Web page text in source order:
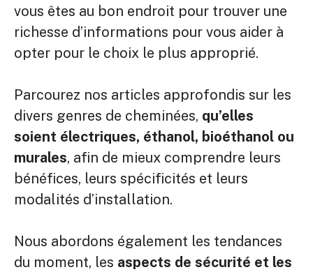
vous êtes au bon endroit pour trouver une
richesse d’informations pour vous aider à
opter pour le choix le plus approprié.
Parcourez nos articles approfondis sur les
divers genres de cheminées, qu’elles
soient électriques, éthanol, bioéthanol ou
murales, afin de mieux comprendre leurs
bénéfices, leurs spécificités et leurs
modalités d’installation.
Nous abordons également les tendances
du moment, les aspects de sécurité et les